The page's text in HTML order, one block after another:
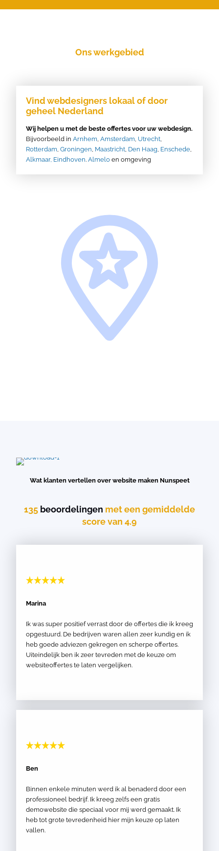
Ons werkgebied
Vind webdesigners lokaal of door
geheel Nederland
Wij helpen u met de beste offertes voor uw webdesign.
Bijvoorbeeld in Arnhem, Amsterdam, Utrecht,
Rotterdam, Groningen, Maastricht, Den Haag, Enschede,
Alkmaar, Eindhoven. Almelo en omgeving
Wat klanten vertellen over website maken Nunspeet
135 beoordelingen met een gemiddelde
score van 4.9
Marina
Ik was super positief verrast door de offertes die ik kreeg
opgestuurd. De bedrijven waren allen zeer kundig en ik
heb goede adviezen gekregen en scherpe offertes.
Uiteindelijk ben ik zeer tevreden met de keuze om
websiteoffertes te laten vergelijken.
Ben
Binnen enkele minuten werd ik al benaderd door een
professioneel bedrijf. Ik kreeg zelfs een gratis
demowebsite die speciaal voor mij werd gemaakt. Ik
heb tot grote tevredenheid hier mijn keuze op laten
vallen.